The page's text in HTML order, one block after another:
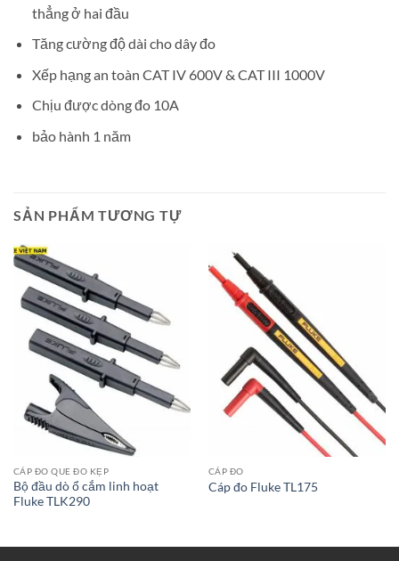
thẳng ở hai đầu
Tăng cường độ dài cho dây đo
Xếp hạng an toàn CAT IV 600V & CAT III 1000V
Chịu được dòng đo 10A
bảo hành 1 năm
SẢN PHẨM TƯƠNG TỰ
CÁP ĐO QUE ĐO KẸP
Bộ đầu dò ổ cắm linh hoạt
Fluke TLK290
CÁP ĐO
Cáp đo Fluke TL175